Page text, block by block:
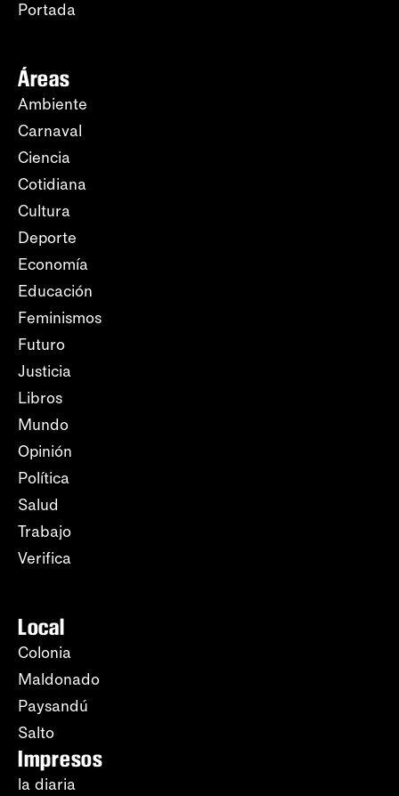
Portada
Áreas
Ambiente
Carnaval
Ciencia
Cotidiana
Cultura
Deporte
Economía
Educación
Feminismos
Futuro
Justicia
Libros
Mundo
Opinión
Política
Salud
Trabajo
Verifica
Local
Colonia
Maldonado
Paysandú
Salto
Impresos
la diaria